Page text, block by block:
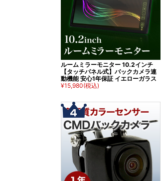
ルームミラーモニター 10.2インチ
【タッチパネル式】バックカメラ連
動機能 安心1年保証 イエローガラス
¥15,980(税込)